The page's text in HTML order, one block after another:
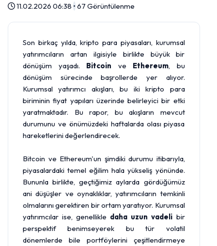
11.02.2026 06:38 •67 Görüntülenme
Son birkaç yılda, kripto para piyasaları, kurumsal
yatırımcıların artan ilgisiyle birlikte büyük bir
dönüşüm yaşadı. Bitcoin ve Ethereum, bu
dönüşüm sürecinde başrollerde yer alıyor.
Kurumsal yatırımcı akışları, bu iki kripto para
biriminin fiyat yapıları üzerinde belirleyici bir etki
yaratmaktadır. Bu rapor, bu akışların mevcut
durumunu ve önümüzdeki haftalarda olası piyasa
hareketlerini değerlendirecek.
Bitcoin ve Ethereum'un şimdiki durumu itibarıyla,
piyasalardaki temel eğilim hala yükseliş yönünde.
Bununla birlikte, geçtiğimiz aylarda gördüğümüz
ani düşüşler ve oynaklıklar, yatırımcıların temkinli
olmalarını gerektiren bir ortam yaratıyor. Kurumsal
yatırımcılar ise, genellikle daha uzun vadeli bir
perspektif benimseyerek bu tür volatil
dönemlerde bile portföylerini çeşitlendirmeye